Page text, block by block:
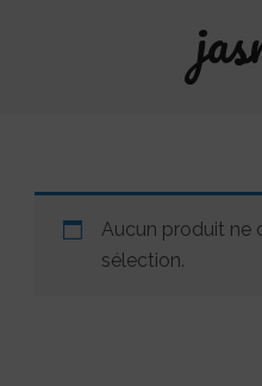
Aucun produit ne
sélection.